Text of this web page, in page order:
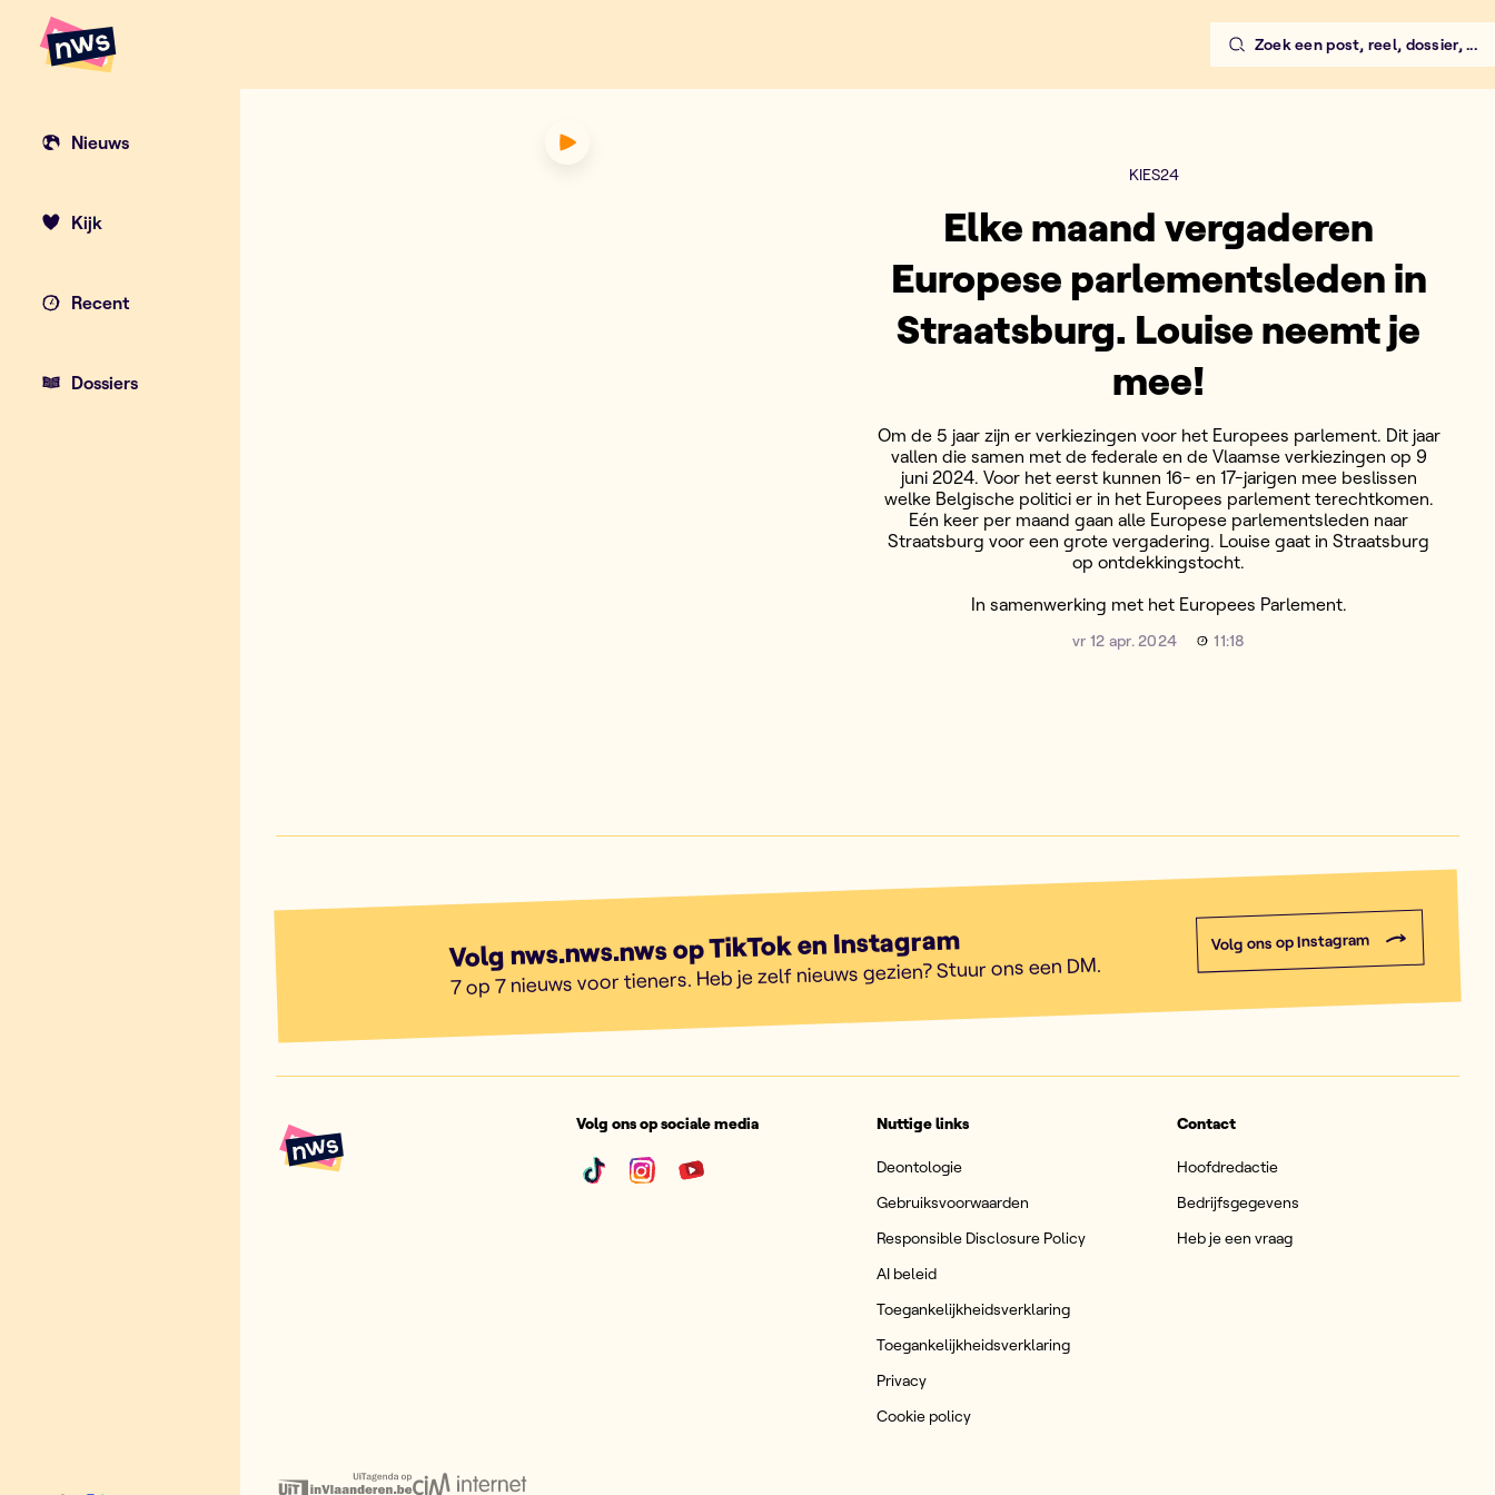
Zoek een post, reel, dossier, ...
Nieuws
Kijk
Recent
Dossiers
Elke maand vergaderen Europese parlementsleden in Straatsburg.
KIES24
Elke maand vergaderen
Europese parlementsleden in
Straatsburg. Louise neemt je
mee!
Om de 5 jaar zijn er verkiezingen voor het Europees parlement. Dit jaar
vallen die samen met de federale en de Vlaamse verkiezingen op 9
juni 2024. Voor het eerst kunnen 16- en 17-jarigen mee beslissen
welke Belgische politici er in het Europees parlement terechtkomen.
Eén keer per maand gaan alle Europese parlementsleden naar
Straatsburg voor een grote vergadering. Louise gaat in Straatsburg
op ontdekkingstocht.
In samenwerking met het Europees Parlement.
vr 12 apr. 2024 11:18
Volg nws.nws.nws op TikTok en Instagram
7 op 7 nieuws voor tieners. Heb je zelf nieuws gezien? Stuur ons een DM.
Volg ons op Instagram
Volg ons op sociale media Nuttige links
Deontologie
Gebruiksvoorwaarden
Responsible Disclosure Policy
AI beleid
Toegankelijkheidsverklaring
Toegankelijkheidsverklaring
Privacy
Cookie policy
Contact
Hoofdredactie
Bedrijfsgegevens
Heb je een vraag